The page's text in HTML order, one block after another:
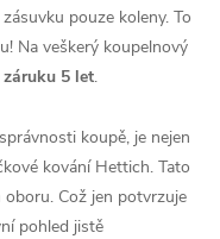
pouze koleny. To
Na veškerý koupelnový
5 let.
koupě, je nejen
kování Hettich. Tato
oboru. Což jen potvrzuje
pohled jistě